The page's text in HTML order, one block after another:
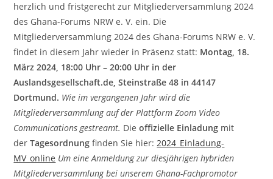
herzlich und fristgerecht zur Mitgliederversammlung 2024
des Ghana-Forums NRW e. V. ein. Die
Mitgliederversammlung 2024 des Ghana-Forums NRW e. V.
findet in diesem Jahr wieder in Präsenz statt: Montag, 18.
März 2024, 18:00 Uhr – 20:00 Uhr in der
Auslandsgesellschaft.de, Steinstraße 48 in 44147
Dortmund. Wie im vergangenen Jahr wird die
Mitgliederversammlung auf der Plattform Zoom Video
Communications gestreamt. Dieoffizielle Einladung mit
derTagesordnung finden Sie hier:2024_Einladung-
MV_online Um eine Anmeldung zur diesjährigen hybriden
Mitgliederversammlung bei unserem Ghana-Fachpromotor